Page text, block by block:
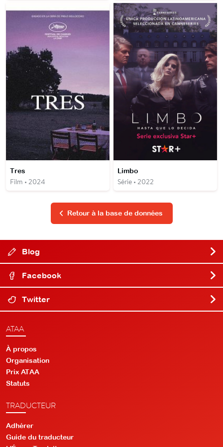
Tres
Film • 2024
Limbo
Série • 2022
Retour à la base de données
Blog
Facebook
Twitter
ATAA
À propos
Organisation
Prix ATAA
Statuts
TRADUCTEUR
Adhérer
Guide du traducteur